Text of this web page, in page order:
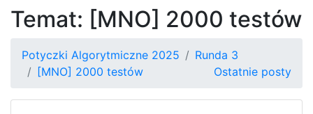
Temat: [MNO] 2000 testów
Potyczki Algorytmiczne 2025
Runda 3
[MNO] 2000 testów
Ostatnie posty